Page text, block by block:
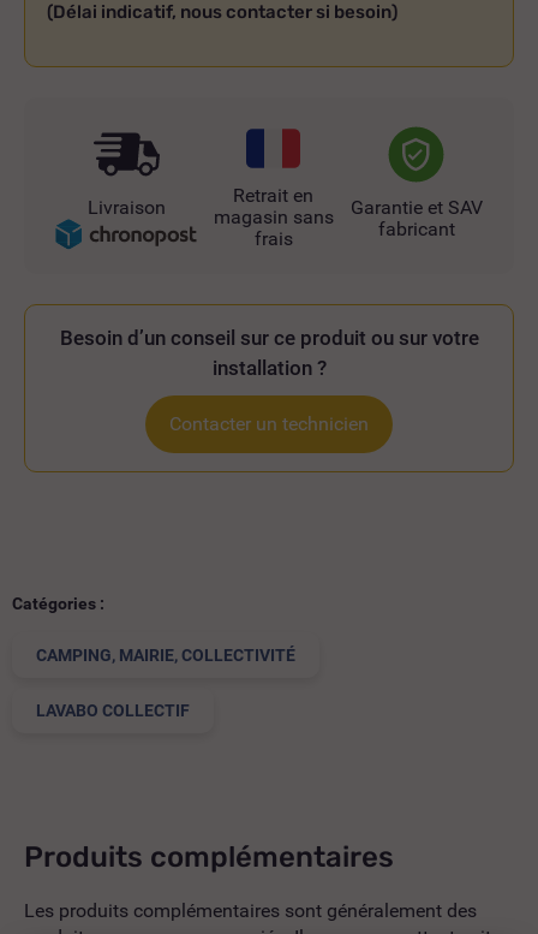
(Délai indicatif, nous contacter si besoin)
Livraison
Retrait en
magasin sans
frais
Garantie et SAV
fabricant
Besoin d’un conseil sur ce produit ou sur votre
installation ?
Contacter un technicien
Catégories :
CAMPING, MAIRIE, COLLECTIVITÉ
LAVABO COLLECTIF
Produits complémentaires
Les produits complémentaires sont généralement des